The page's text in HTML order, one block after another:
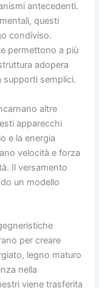
antecedenti.
questi
condiviso.
permettono a più
adopera
supporti semplici.
altre
apparecchi
e la energia
velocità e forza
Il versamento
un modello
per creare
legno maturo
nella
viene trasferita